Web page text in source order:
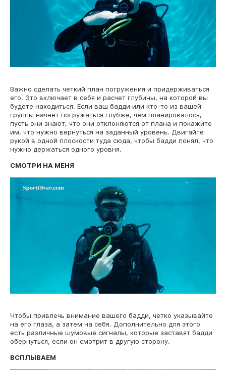
Важно сделать четкий план погружения и придерживаться
его. Это включает в себя и расчет глубины, на которой вы
будете находиться. Если ваш бадди или кто-то из вашей
группы начнет погружаться глубже, чем планировалось,
пусть они знают, что они отклоняются от плана и покажите
им, что нужно вернуться на заданный уровень. Двигайте
рукой в одной плоскости туда сюда, чтобы бадди понял, что
нужно держаться одного уровня.
СМОТРИ НА МЕНЯ
Чтобы привлечь внимание вашего бадди, четко указывайте
на его глаза, а затем на себя. Дополнительно для этого
есть различные шумовые сигналы, которые заставят бадди
обернуться, если он смотрит в другую сторону.
ВСПЛЫВАЕМ